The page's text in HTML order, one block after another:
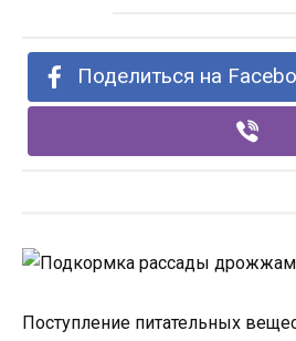
Поделиться на
Поступление питательных